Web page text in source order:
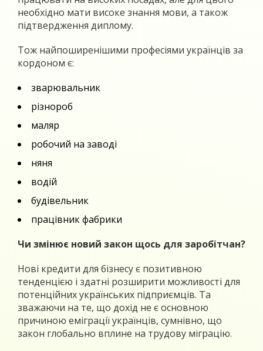
необхідно мати високе знання мови, а також
підтвердження диплому.
Тож найпоширенішими професіями українців за
кордоном є:
зварювальник
різнороб
маляр
робочий на заводі
няня
водій
будівельник
працівник фабрики
Чи змінює новий закон щось для заробітчан?
Нові кредити для бізнесу є позитивною
тенденцією і здатні розширити можливості для
потенційних українських підприємців. Та
зважаючи на те, що дохід не є основною
причиною еміграції українців, сумнівно, що
закон глобально вплине на трудову міграцію.